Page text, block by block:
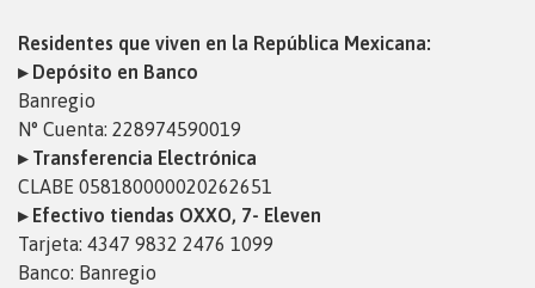
Residentes que viven en la República Mexicana:
▸ Depósito en Banco
Banregio
N° Cuenta: 228974590019
▸ Transferencia Electrónica
CLABE 058180000020262651
▸ Efectivo tiendas OXXO, 7- Eleven
Tarjeta: 4347 9832 2476 1099
Banco: Banregio